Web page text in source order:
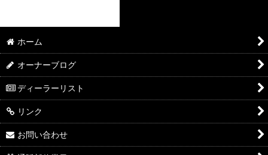
ホーム
オーナーブログ
ディーラーリスト
リンク
お問い合わせ